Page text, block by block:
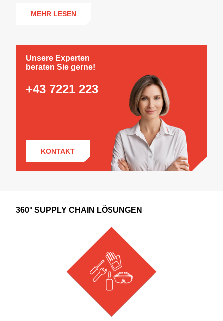
Werkzeugen und Chemisch-Technischen Produkten sowie
MEHR LESEN
Unsere Experten
beraten Sie gerne!
+43 7221 223
KONTAKT
360° SUPPLY CHAIN LÖSUNGEN